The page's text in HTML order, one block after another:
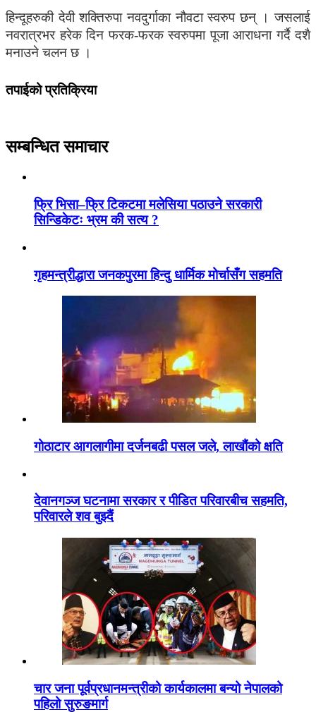
हिन्दूहरुकी देवी शक्तिरुपा नवदुर्गाका नौवटा स्वरुप छन् । जसलाई
नवरात्रभर हरेक दिन फरक-फरक स्वरुपमा पूजा आराधना गर्दै दशै
मनाउने चलन छ ।
तपाईको प्रतिक्रिया
सम्बन्धित समाचार
फ्रि भिसा–फ्रि टिकटमा मलेसिया पठाउने सरकारी
सिन्डिकेटः भ्रम की सत्य ?
गृहमन्त्रीद्धारा जनकपुरमा हिन्दु धार्मिक मोर्चासँग सहमति
गोठाटार आगलागीमा दर्जनबढी पसल जले, लाखौंको क्षति
देवानगञ्ज घटनामा सरकार र पीडित परिवारबीच सहमति,
परिवारले शव बुझ्दैं
चार जना पूर्वप्रधानमन्त्रीको कार्यकालमा बन्यो नेपालको
पहिलो सुरुङमार्ग